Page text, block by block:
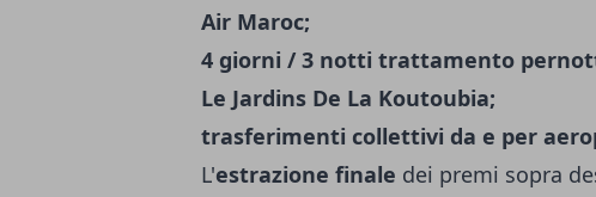
Air Maroc;
4 giorni / 3 notti trattamento
Le Jardins De La Koutoubia;
trasferimenti collettivi da e per
L'estrazione finale dei premi sopra